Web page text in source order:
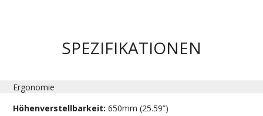
SPEZIFIKATIONEN
Ergonomie
Höhenverstellbarkeit:650mm (25.59”)